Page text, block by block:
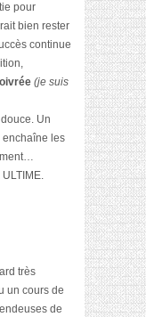
pour
bien rester
continue
(je suis
Un
enchaîne les
très
un cours de
de